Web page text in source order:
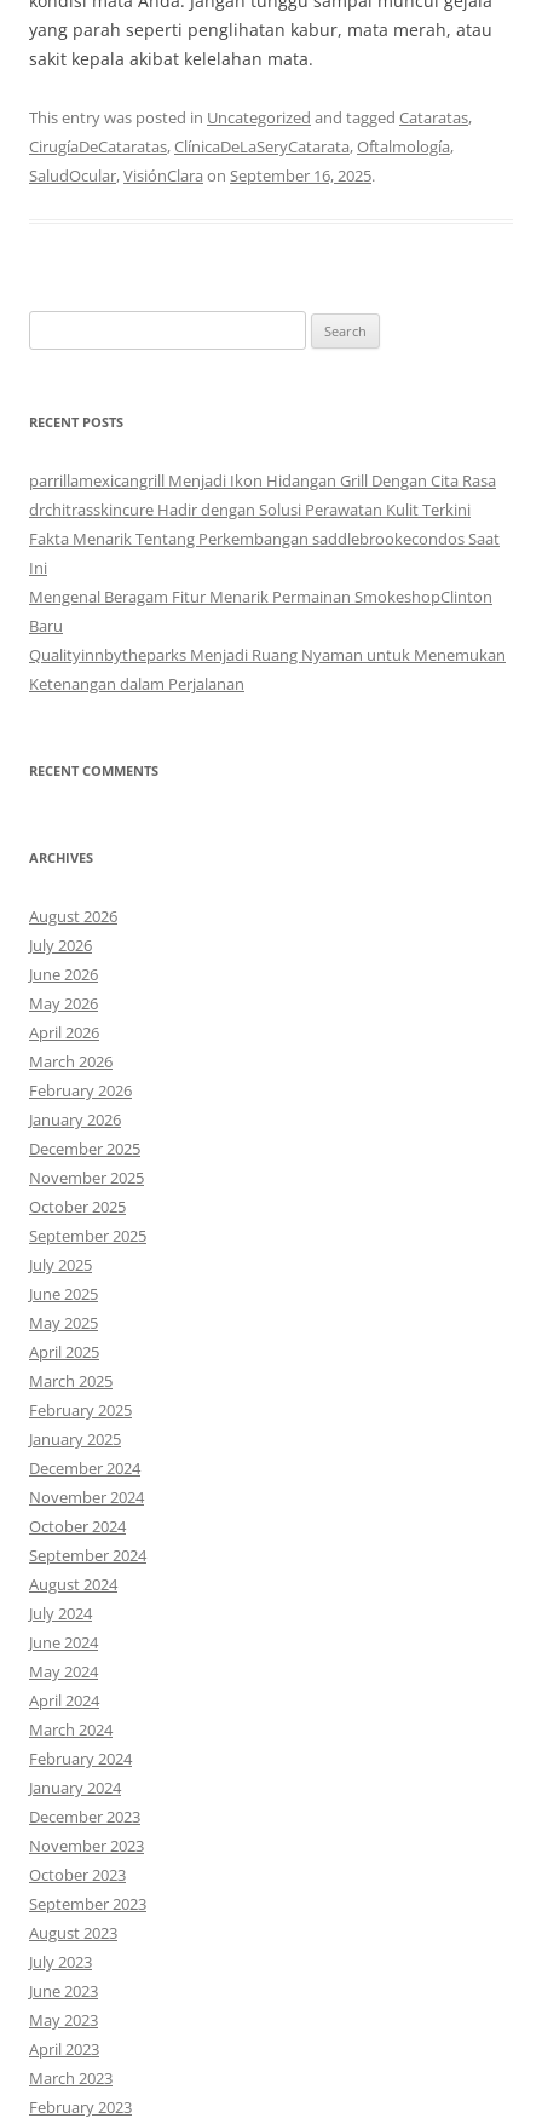
yang parah seperti penglihatan kabur, mata merah, atau
sakit kepala akibat kelelahan mata.
This entry was posted in Uncategorized and tagged Cataratas,
CirugíaDeCataratas,ClínicaDeLaSeryCatarata,Oftalmología,
SaludOcular,VisiónClara on September 16, 2025.
for:
RECENT POSTS
parrillamexicangrill Menjadi Ikon Hidangan Grill Dengan Cita Rasa
drchitrasskincure Hadir dengan Solusi Perawatan Kulit Terkini
Fakta Menarik Tentang Perkembangan saddlebrookecondos Saat
Ini
Mengenal Beragam Fitur Menarik Permainan SmokeshopClinton
Baru
Qualityinnbytheparks Menjadi Ruang Nyaman untuk Menemukan
Ketenangan dalam Perjalanan
RECENT COMMENTS
ARCHIVES
August 2026
July 2026
June 2026
May 2026
April 2026
March 2026
February 2026
January 2026
December 2025
November 2025
October 2025
September 2025
July 2025
June 2025
May 2025
April 2025
March 2025
February 2025
January 2025
December 2024
November 2024
October 2024
September 2024
August 2024
July 2024
June 2024
May 2024
April 2024
March 2024
February 2024
January 2024
December 2023
November 2023
October 2023
September 2023
August 2023
July 2023
June 2023
May 2023
April 2023
March 2023
February 2023